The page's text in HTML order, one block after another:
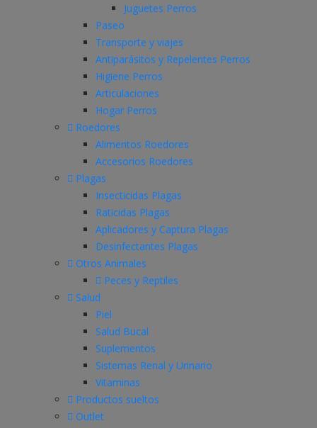
Juguetes Perros
Paseo
Transporte y viajes
Antiparásitos y Repelentes Perros
Higiene Perros
Articulaciones
Hogar Perros
Roedores
Alimentos Roedores
Accesorios Roedores
Plagas
Insecticidas Plagas
Raticidas Plagas
Aplicadores y Captura Plagas
Desinfectantes Plagas
Otros Animales
Peces y Reptiles
Salud
Piel
Salud Bucal
Suplementos
Sistemas Renal y Urinario
Vitaminas
Productos sueltos
Outlet